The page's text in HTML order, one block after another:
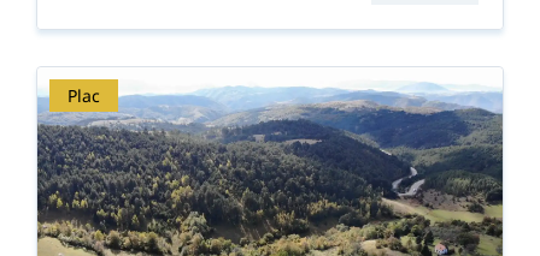
Plac